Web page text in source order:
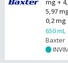
mg +
5,97
0,2 mg
650 mL
Baxter